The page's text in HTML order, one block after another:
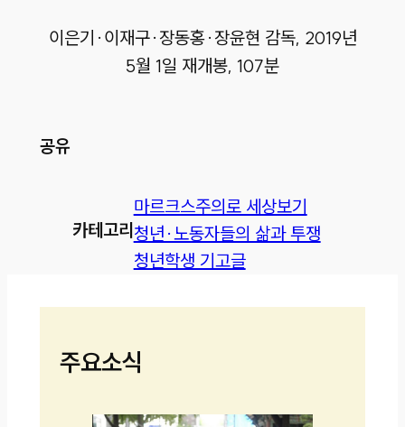
이은기·이재구·장동홍·장윤현 감독, 2019년
5월 1일 재개봉, 107분
공유
카테고리
마르크스주의로 세상보기
청년·노동자들의 삶과 투쟁
청년학생 기고글
주요소식